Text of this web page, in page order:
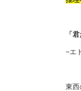
「
−エ
東西